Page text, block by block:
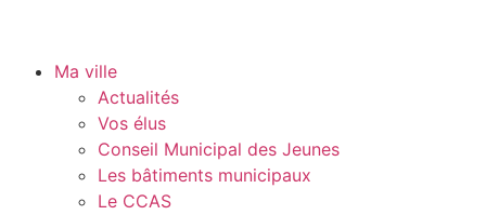
Ma ville
Actualités
Vos élus
Conseil Municipal des Jeunes
Les bâtiments municipaux
Le CCAS